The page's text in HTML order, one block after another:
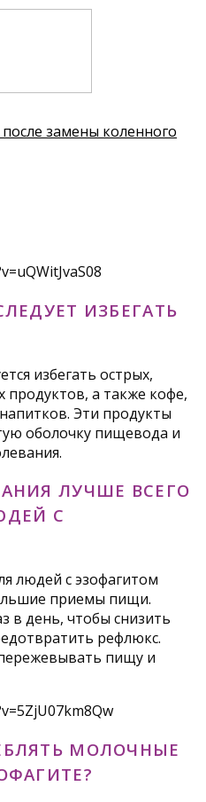
замены коленного
ИЗБЕГАТЬ
избегать острых,
а также кофе,
Эти продукты
оболочку пищевода и
ЛУЧШЕ ВСЕГО
С
людей с эзофагитом
приемы пищи.
в день, чтобы снизить
рефлюкс.
пищу и
МОЛОЧНЫЕ